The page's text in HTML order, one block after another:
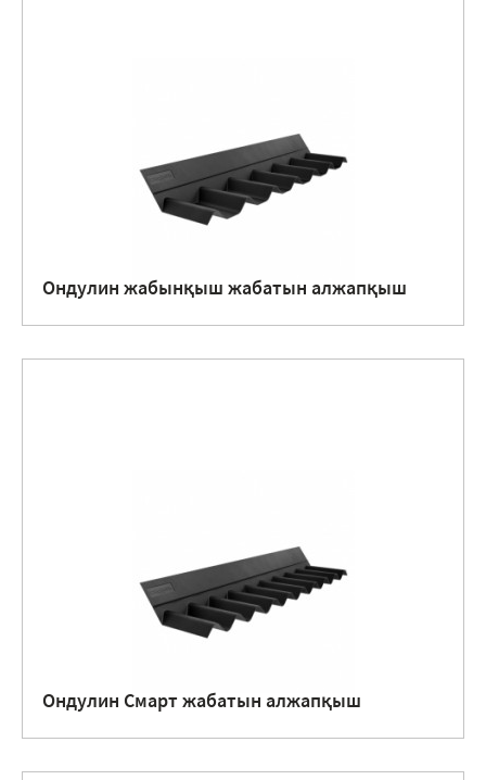
Ондулин жабынқыш жабатын алжапқыш
Ондулин Смарт жабатын алжапқыш